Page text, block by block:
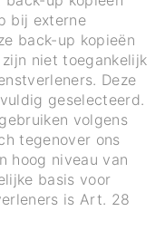
bij externe
back-up kopieën
niet toegankelijk
Deze
geselecteerd.
volgens
tegenover ons
hoog niveau van
basis voor
is Art. 28